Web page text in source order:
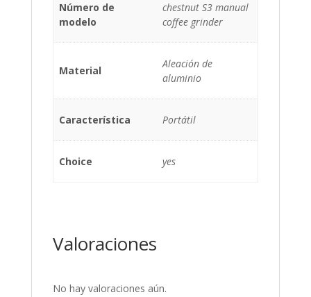
Número de
modelo
chestnut S3 manual
coffee grinder
Material
Aleación de
aluminio
Característica Portátil
Choice yes
Valoraciones
No hay valoraciones aún.